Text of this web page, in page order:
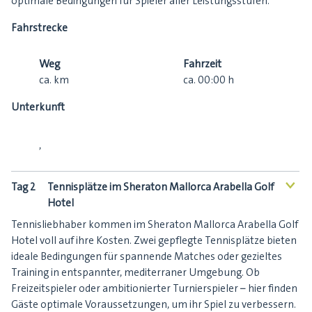
Fahrstrecke
Weg
ca. km
Fahrzeit
ca. 00:00 h
Unterkunft
,
Tag 2
Tennisplätze im Sheraton Mallorca Arabella Golf
Hotel
<
Tennisliebhaber kommen im Sheraton Mallorca Arabella Golf
Hotel voll auf ihre Kosten. Zwei gepflegte Tennisplätze bieten
ideale Bedingungen für spannende Matches oder gezieltes
Training in entspannter, mediterraner Umgebung. Ob
Freizeitspieler oder ambitionierter Turnierspieler – hier finden
Gäste optimale Voraussetzungen, um ihr Spiel zu verbessern.